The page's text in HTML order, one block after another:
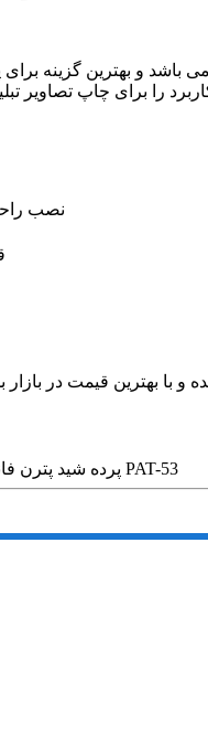
می باشد و بهترین گزینه
🛠 نصب
پرده شید پترن فانتزی طرح کد PAT-53